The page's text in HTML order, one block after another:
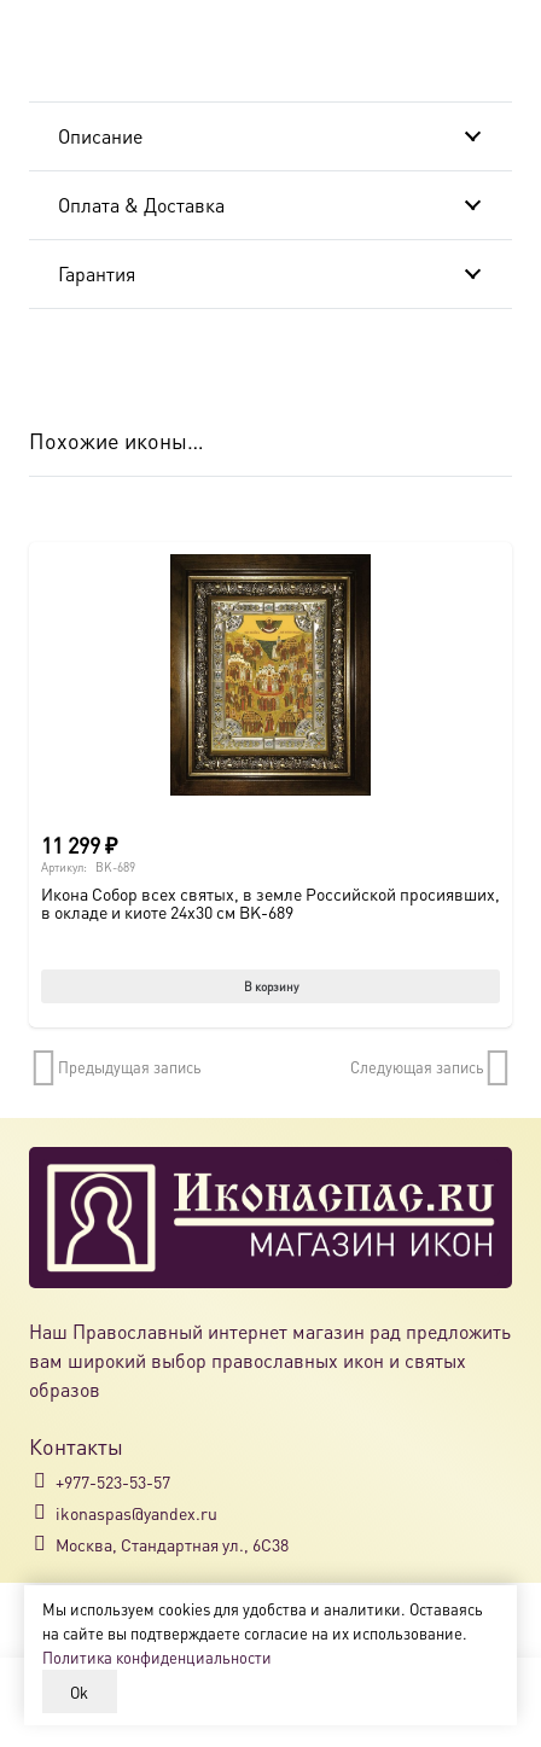
Описание
Оплата & Доставка
Гарантия
Похожие иконы…
11 299₽
Артикул: BK-689
Икона Собор всех святых, в земле Российской просиявших,
в окладе и киоте 24х30 см BK-689
В корзину
Предыдущая запись Следующая запись
Наш Православный интернет магазин рад предложить
вам широкий выбор православных икон и святых
образов
Контакты
+977-523-53-57
ikonaspas@yandex.ru
Москва, Стандартная ул., 6С38
Copyright © 2018-2025
Магазин православных икон «ikonaspas.ru»
Мы используем cookies для удобства и аналитики. Оставаясь
на сайте вы подтверждаете согласие на их использование.
Политика конфиденциальности
Ok